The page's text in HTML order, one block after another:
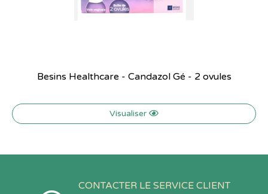
Besins Healthcare - Candazol Gé - 2 ovules
Visualiser
CONTACTER LE SERVICE CLIENT